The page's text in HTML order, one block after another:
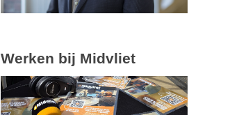
Werken bij Midvliet